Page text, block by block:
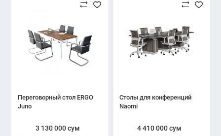
Переговорный стол ERGO
Juno
3 130 000 сум
Столы для конференций
Naomi
4 410 000 сум